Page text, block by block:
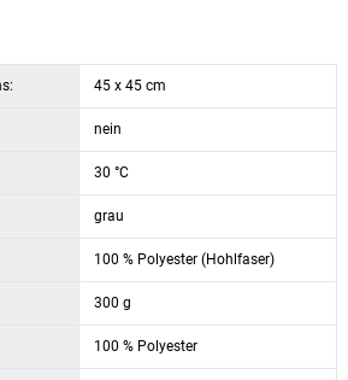
45 x 45 cm
nein
30 °C
grau
100 % Polyester (Hohlfaser)
300 g
100 % Polyester